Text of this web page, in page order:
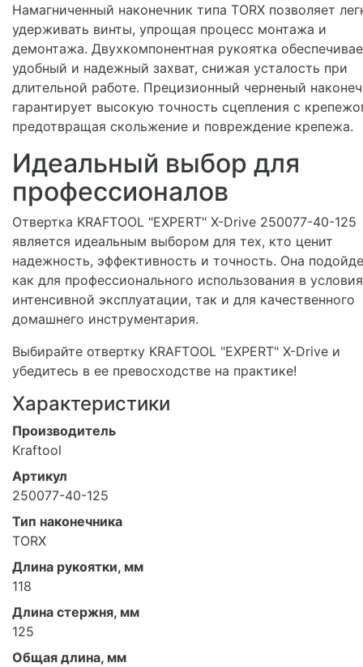
Намагниченный наконечник типа TORX позволяет
удерживать винты, упрощая процесс монтажа и
демонтажа. Двухкомпонентная рукоятка
удобный и надежный захват, снижая усталость при
длительной работе. Прецизионный черненый
гарантирует высокую точность сцепления с
предотвращая скольжение и повреждение крепежа.
Идеальный выбор для
профессионалов
Отвертка KRAFTOOL "EXPERT" X-Drive 250077-40-125
является идеальным выбором для тех, кто ценит
надежность, эффективность и точность. Она
как для профессионального использования в
интенсивной эксплуатации, так и для качественного
домашнего инструментария.
Выбирайте отвертку KRAFTOOL "EXPERT" X-Drive и
убедитесь в ее превосходстве на практике!
Характеристики
Производитель
Kraftool
Артикул
250077-40-125
Тип наконечника
TORX
Длина рукоятки, мм
118
Длина стержня, мм
125
Общая длина, мм